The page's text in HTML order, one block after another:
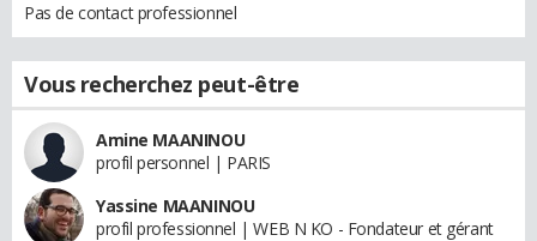
Pas de contact professionnel
Vous recherchez peut-être
Amine MAANINOU
profil personnel | PARIS
Yassine MAANINOU
profil professionnel | WEB N KO - Fondateur et gérant